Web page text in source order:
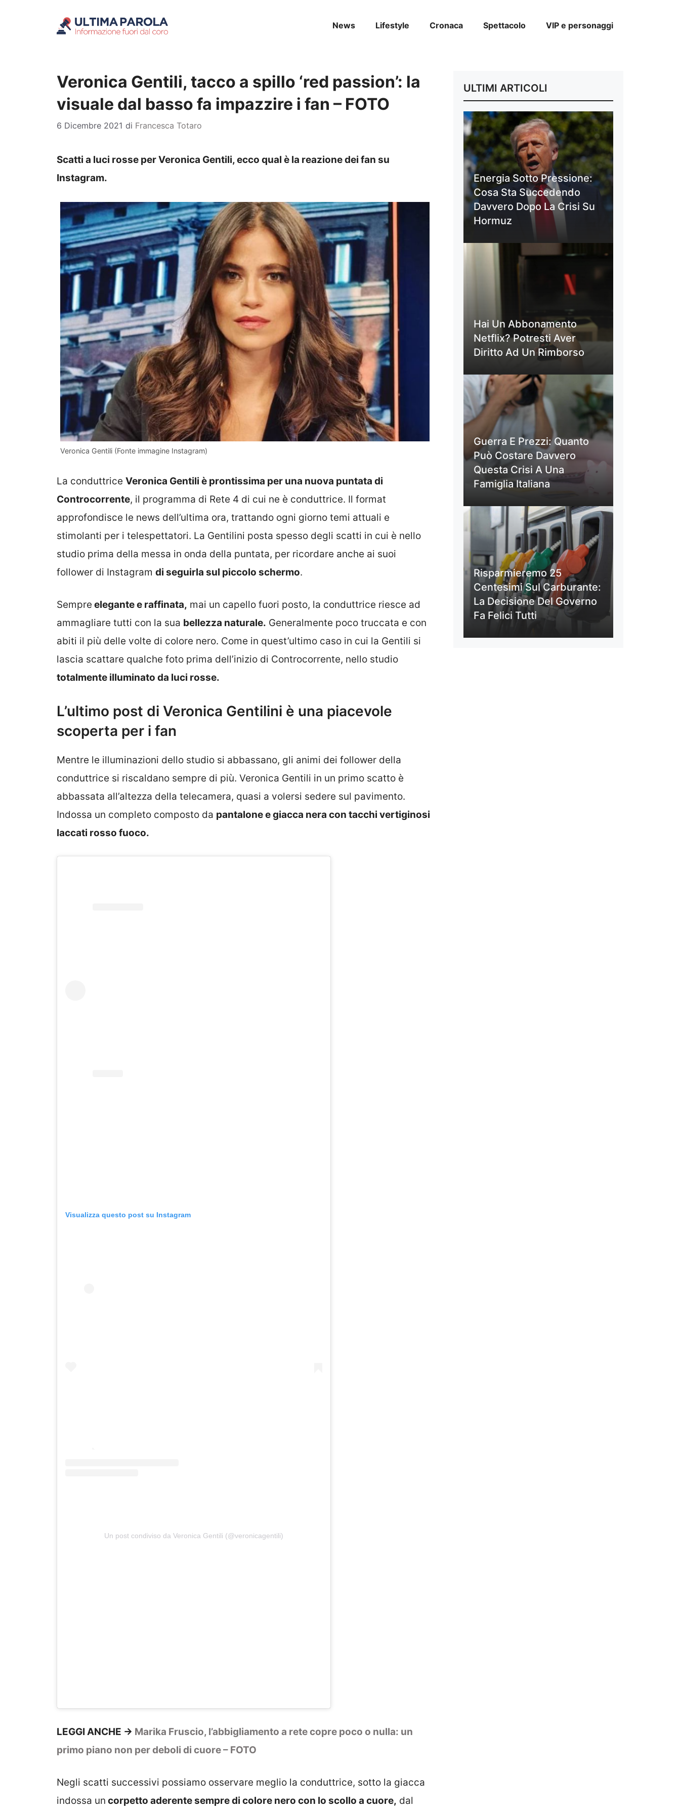
News Lifestyle Cronaca Spettacolo VIP e personaggi
Veronica Gentili, tacco a spillo ‘red passion’: la
visuale dal basso fa impazzire i fan – FOTO
6 Dicembre 2021 di Francesca Totaro
Scatti a luci rosse per Veronica Gentili, ecco qual è la reazione dei fan su
Instagram.
Veronica Gentili (Fonte immagine Instagram)
La conduttrice Veronica Gentili è prontissima per una nuova puntata di
Controcorrente, il programma di Rete 4 di cui ne è conduttrice. Il format
approfondisce le news dell’ultima ora, trattando ogni giorno temi attuali e
stimolanti per i telespettatori. La Gentilini posta spesso degli scatti in cui è nello
studio prima della messa in onda della puntata, per ricordare anche ai suoi
follower di Instagram di seguirla sul piccolo schermo.
Sempre elegante e raffinata, mai un capello fuori posto, la conduttrice riesce ad
ammagliare tutti con la sua bellezza naturale. Generalmente poco truccata e con
abiti il più delle volte di colore nero. Come in quest’ultimo caso in cui la Gentili si
lascia scattare qualche foto prima dell’inizio di Controcorrente, nello studio
totalmente illuminato da luci rosse.
L’ultimo post di Veronica Gentilini è una piacevole
scoperta per i fan
Mentre le illuminazioni dello studio si abbassano, gli animi dei follower della
conduttrice si riscaldano sempre di più. Veronica Gentili in un primo scatto è
abbassata all’altezza della telecamera, quasi a volersi sedere sul pavimento.
Indossa un completo composto da pantalone e giacca nera con tacchi vertiginosi
laccati rosso fuoco.
Visualizza questo post su Instagram
Un post condiviso da Veronica Gentili (@veronicagentili)
LEGGI ANCHE -> Marika Fruscio, l’abbigliamento a rete copre poco o nulla: un
primo piano non per deboli di cuore – FOTO
Negli scatti successivi possiamo osservare meglio la conduttrice, sotto la giacca
indossa un corpetto aderente sempre di colore nero con lo scollo a cuore, dal
ULTIMI ARTICOLI
Energia Sotto Pressione:
Cosa Sta Succedendo
Davvero Dopo La Crisi Su
Hormuz
Hai Un Abbonamento
Netflix? Potresti Aver
Diritto Ad Un Rimborso
Guerra E Prezzi: Quanto
Può Costare Davvero
Questa Crisi A Una
Famiglia Italiana
Risparmieremo 25
Centesimi Sul Carburante:
La Decisione Del Governo
Fa Felici Tutti